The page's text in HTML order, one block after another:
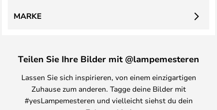
MARKE
Teilen Sie Ihre Bilder mit @lampemesteren
Lassen Sie sich inspirieren, von einem einzigartigen
Zuhause zum anderen. Tagge deine Bilder mit
#yesLampemesteren und vielleicht siehst du dein